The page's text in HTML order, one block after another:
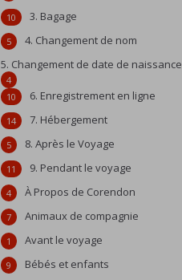
3. Bagage
10
4. Changement de nom
5
5. Changement de date de naissance
4
6. Enregistrement en ligne
10
7. Hébergement
14
8. Après le Voyage
5
9. Pendant le voyage
11
À Propos de Corendon
4
Animaux de compagnie
7
Avant le voyage
1
Bébés et enfants
9